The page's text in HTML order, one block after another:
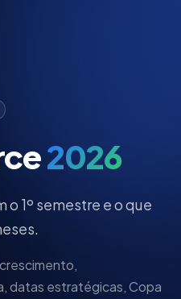
2026
1º semestre e o que
datas estratégicas, Copa